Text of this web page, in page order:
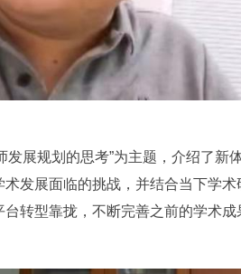
发展规划的思考”为主题，介绍了
发展面临的挑战，并结合当下学
转型靠拢，不断完善之前的学术成